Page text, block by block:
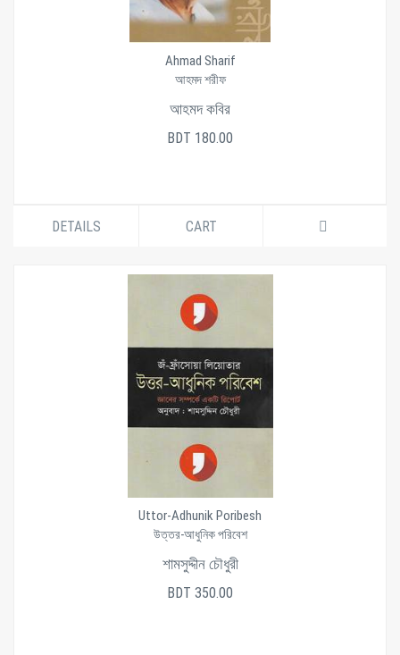
Ahmad Sharif
আহমদ শরীফ
আহমদ কবির
BDT 180.00
DETAILS CART
Uttor-Adhunik Poribesh
উত্তর-আধুনিক পরিবেশ
শামসুদ্দীন চৌধুরী
BDT 350.00